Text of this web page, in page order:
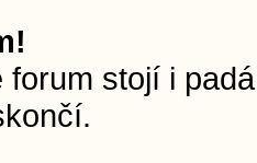
forum stojí i